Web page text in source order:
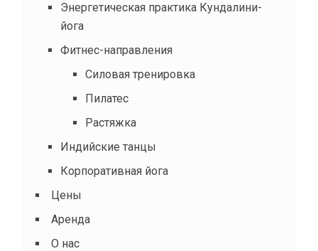
Энергетическая практика Кундалини-
йога
Фитнес-направления
Силовая тренировка
Пилатес
Растяжка
Индийские танцы
Корпоративная йога
Цены
Аренда
О нас